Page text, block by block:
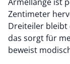
Zentimeter
Dreiteiler
das sorgt für
beweist